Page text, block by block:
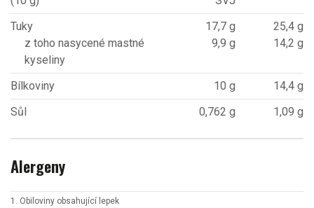
Tuky
z toho nasycené mastné
kyseliny
17,7 g
9,9 g
25,4 g
14,2 g
Bílkoviny 10 g
14,4 g
Sůl
0,762 g 1,09 g
Alergeny
1. Obiloviny obsahující lepek